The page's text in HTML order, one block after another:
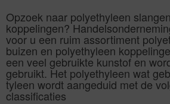
Opzoek naar polyethyleen
koppelingen?
voor u een ruim assortiment
buizen en polyethyleen
een veel gebruikte kunstof en
gebruikt. Het polyethyleen wat
tyleen wordt aangeduid met de
classificaties